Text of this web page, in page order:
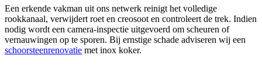
Een erkende vakman uit ons netwerk reinigt het volledige
rookkanaal, verwijdert roet en creosoot en controleert de trek. Indien
nodig wordt een camera-inspectie uitgevoerd om scheuren of
vernauwingen op te sporen. Bij ernstige schade adviseren wij een
schoorsteenrenovatie met inox koker.